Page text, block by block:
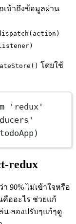
เข้าถึงข้อมูลผ่าน
โดยใช้
'redux'
redux
90% ไม่เข้าใจหรือ
คืออะไร ช่วยแก้
น ลองปรับๆแก้ๆดู